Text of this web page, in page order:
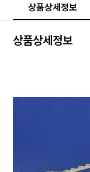
상품상세정보
상품상세정보